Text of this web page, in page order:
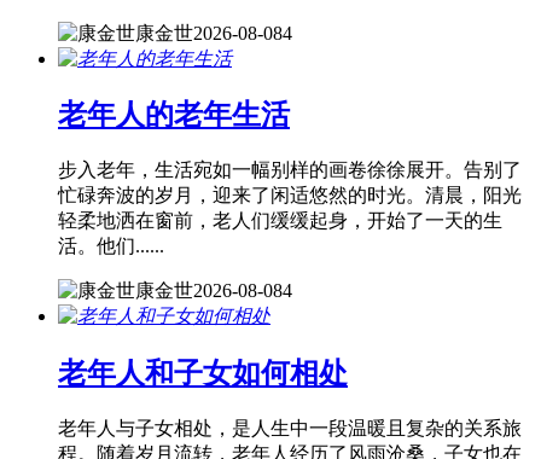
康金世2026-08-084
老年人的老年生活
步入老年，生活宛如一幅别样的画卷徐徐展开。告别了
忙碌奔波的岁月，迎来了闲适悠然的时光。清晨，阳光
轻柔地洒在窗前，老人们缓缓起身，开始了一天的生
活。他们......
康金世2026-08-084
老年人和子女如何相处
老年人与子女相处，是人生中一段温暖且复杂的关系旅
程。随着岁月流转，老年人经历了风雨沧桑，子女也在